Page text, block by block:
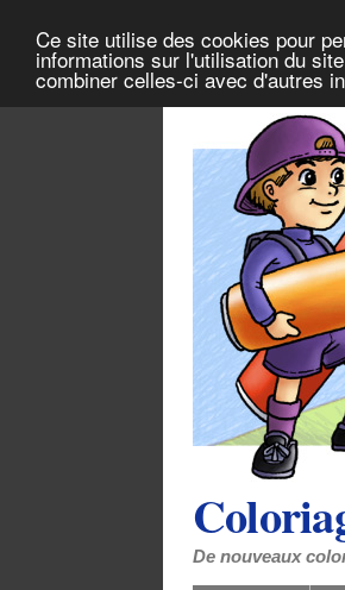
Ce site utilise des cookies pour
informations sur l'utilisation du
combiner celles-ci avec d'autres
De nouveaux